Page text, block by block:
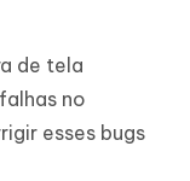
de tela
no
esses bugs